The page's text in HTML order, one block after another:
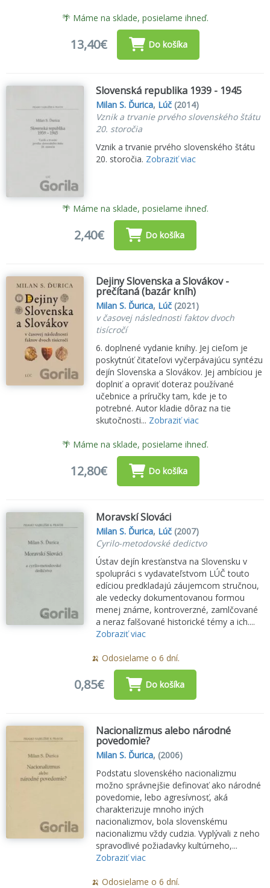
🌴 Máme na sklade, posielame ihneď.
13,40€ Do košíka
Slovenská republika 1939 - 1945
Milan S. Ďurica, Lúč (2014)
Vznik a trvanie prvého slovenského štátu
20. storočia
Vznik a trvanie prvého slovenského štátu
20. storočia. Zobraziť viac
🌴 Máme na sklade, posielame ihneď.
2,40€ Do košíka
Dejiny Slovenska a Slovákov -
prečítaná (bazár kníh)
Milan S. Ďurica, Lúč (2021)
v časovej následnosti faktov dvoch
tisícročí
6. doplnené vydanie knihy. Jej cieľom je
poskytnúť čitateľovi vyčerpávajúcu syntézu
dejín Slovenska a Slovákov. Jej ambíciou je
doplniť a opraviť doteraz používané
učebnice a príručky tam, kde je to
potrebné. Autor kladie dôraz na tie
skutočnosti... Zobraziť viac
🌴 Máme na sklade, posielame ihneď.
12,80€ Do košíka
Moravskí Slováci
Milan S. Ďurica, Lúč (2007)
Cyrilo-metodovské dedictvo
Ústav dejín kresťanstva na Slovensku v
spolupráci s vydavateľstvom LÚČ touto
edíciou predkladajú záujemcom stručnou,
ale vedecky dokumentovanou formou
menej známe, kontroverzné, zamlčované
a neraz falšované historické témy a ich....
Zobraziť viac
🍌 Odosielame o 6 dní.
0,85€ Do košíka
Nacionalizmus alebo národné
povedomie?
Milan S. Ďurica, (2006)
Podstatu slovenského nacionalizmu
možno správnejšie definovať ako národné
povedomie, lebo agresívnosť, aká
charakterizuje mnoho iných
nacionalizmov, bola slovenskému
nacionalizmu vždy cudzia. Vyplývali z neho
spravodlivé požiadavky kultúrneho,...
Zobraziť viac
🍌 Odosielame o 6 dní.